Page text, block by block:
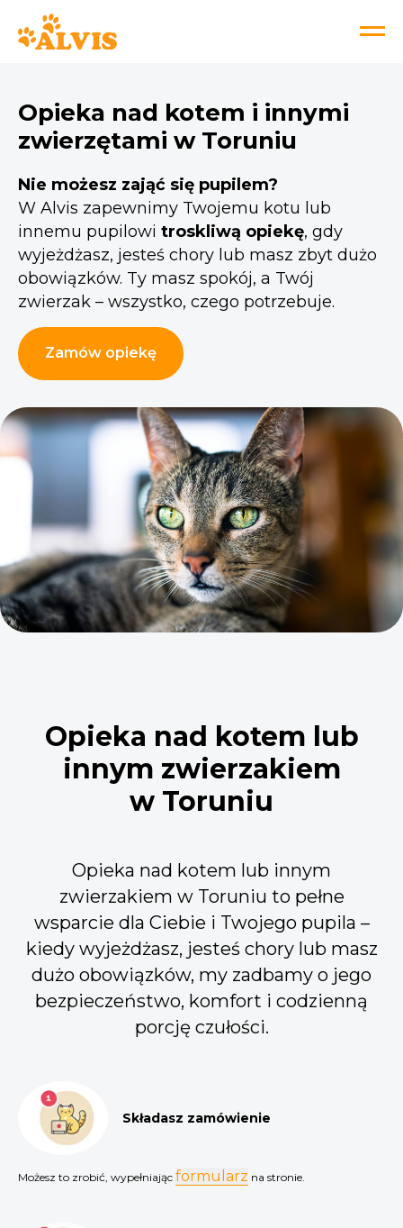
Opieka nad kotem i innymi
zwierzętami w Toruniu
Nie możesz zająć się pupilem?
W Alvis zapewnimy Twojemu kotu lub
innemu pupilowi troskliwą opiekę, gdy
wyjeżdżasz, jesteś chory lub masz zbyt dużo
obowiązków. Ty masz spokój, a Twój
zwierzak – wszystko, czego potrzebuje.
Zamów opiekę
Opieka nad kotem lub
innym zwierzakiem
w Toruniu
Opieka nad kotem lub innym
zwierzakiem w Toruniu to pełne
wsparcie dla Ciebie i Twojego pupila –
kiedy wyjeżdżasz, jesteś chory lub masz
dużo obowiązków, my zadbamy o jego
bezpieczeństwo, komfort i codzienną
porcję czułości.
Składasz zamówienie
Możesz to zrobić, wypełniając formularz na stronie.